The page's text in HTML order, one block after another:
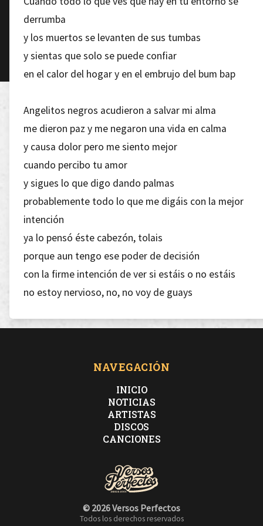
derrumba
y los muertos se levanten de sus tumbas
y sientas que solo se puede confiar
en el calor del hogar y en el embrujo del bum bap
Angelitos negros acudieron a salvar mi alma
me dieron paz y me negaron una vida en calma
y causa dolor pero me siento mejor
cuando percibo tu amor
y sigues lo que digo dando palmas
probablemente todo lo que me digáis con la mejor
intención
ya lo pensó éste cabezón, tolais
porque aun tengo ese poder de decisión
con la firme intención de ver si estáis o no estáis
no estoy nervioso, no, no voy de guays
y estoy rabioso porque en éste panorama soso
estoy nervioso siempre, aunque recoja lo que siembre
y porque la cosecha dure desde enero a diciembre
y en plena fiebre del oro vigilo el texto
busco soluciones, otros buscan pretextos
y es que al fin y al cabo amo mi proyecto
y muchas de tus críticas no caen en saco roto
pero ten ´cuidao´ que soy colega tuyo hasta que
NAVEGACIÓN
INICIO
NOTICIAS
ARTISTAS
DISCOS
CANCIONES
© 2026 Versos Perfectos
Todos los derechos reservados